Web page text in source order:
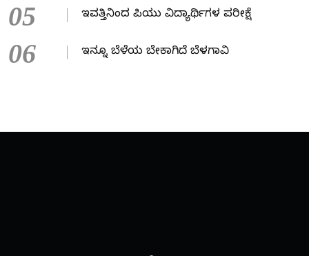
05 ಇವತ್ತಿನಿಂದ ಪಿಯು ವಿದ್ಯಾರ್ಥಿಗಳ ಪರೀಕ್ಷೆ
06 ಇನ್ನೂ ಬೆಳೆಯ ಬೇಕಾಗಿದೆ ಬೆಳಗಾವಿ